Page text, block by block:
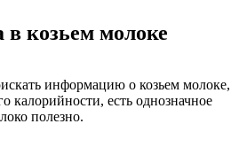
в козьем молоке
информацию о козьем молоке,
калорийности, есть однозначное
полезно.